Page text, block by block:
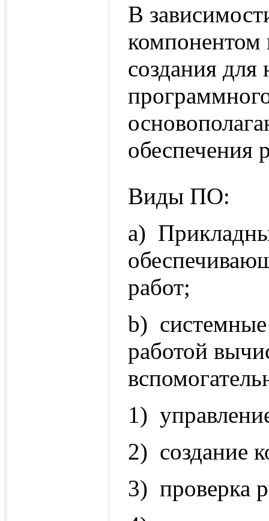
В
компонентом
создания для
обеспечения
Виды ПО:
a)
работ;
b) системные
работой
1)
2) создание
3) проверка